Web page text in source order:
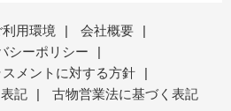
利用環境 | 会社概要
|
シーポリシー
|
メントに対する方針
|
記
| 古物営業法に基づく表記